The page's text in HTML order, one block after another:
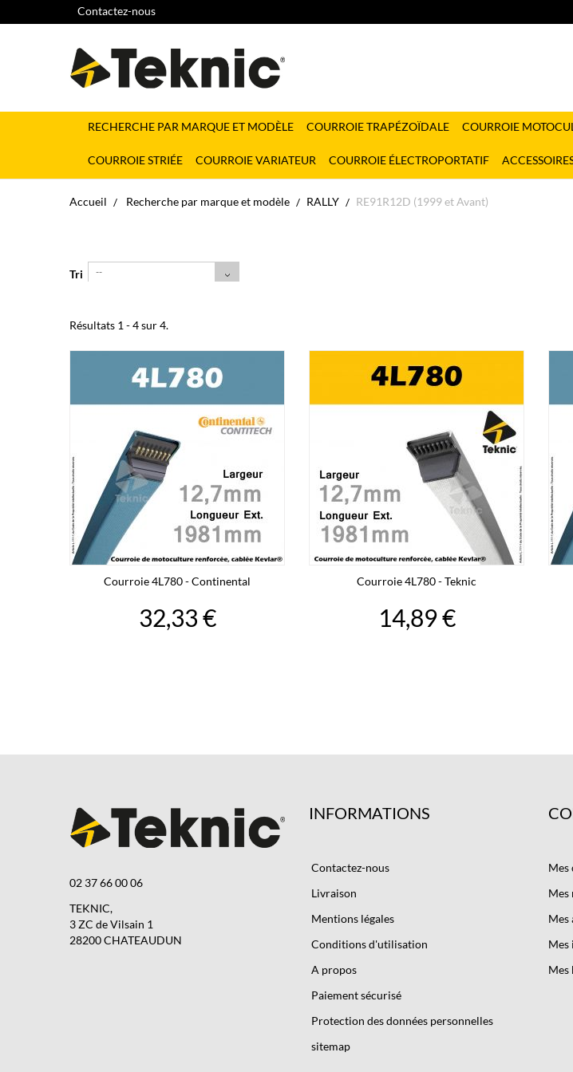
Contactez-nous
RECHERCHE PAR MARQUE ET MODÈLE COURROIE TRAPÉZOÏDALE COURROIE
COURROIE STRIÉE COURROIE VARIATEUR COURROIE ÉLECTROPORTATIF
Accueil Recherche par marque et modèle RALLY RE91R12D (1999 et Avant)
Tri --
Résultats 1 - 4 sur 4.
Courroie 4L780 - Continental
32,33 €
Courroie 4L780 - Teknic
14,89 €
02 37 66 00 06
TEKNIC,
3 ZC de Vilsain 1
28200 CHATEAUDUN
INFORMATIONS
Contactez-nous
Livraison
Mentions légales
Conditions d'utilisation
A propos
Paiement sécurisé
Protection des données personnelles
sitemap
Mes
Mes
Mes
Mes
Mes